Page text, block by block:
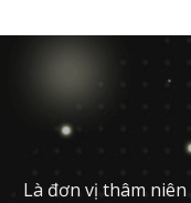
Là đơn vị thâm